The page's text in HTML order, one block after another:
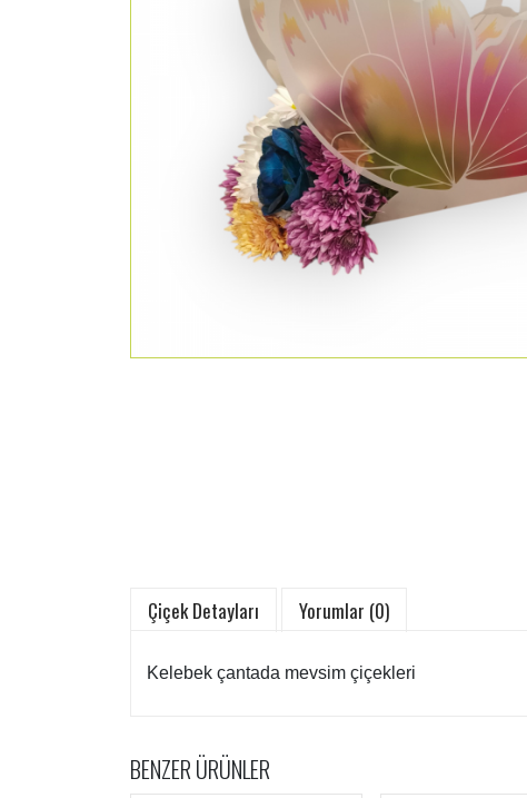
Çiçek Detayları Yorumlar (0)
Kelebek çantada mevsim çiçekleri
BENZER ÜRÜNLER